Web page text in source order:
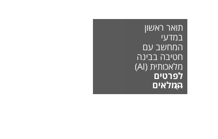
תואר ראשון
במדעי
המחשב עם
חטיבה בבינה
מלאכותית (AI)
לפרטים
המלאים